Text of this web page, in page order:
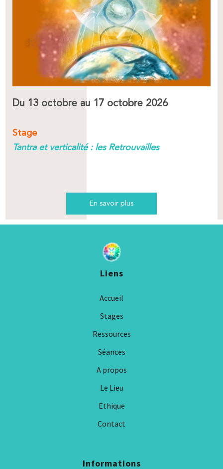
Du 13 octobre au 17 octobre 2026
Stage
Tantra et verticalité : les Retrouvailles
En savoir plus
Liens
Accueil
Stages
Ressources
Séances
A propos
Le Lieu
Ethique
Contact
Informations